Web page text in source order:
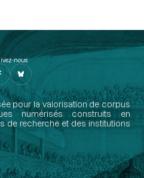
nous
pour la valorisation de corpus
numérisés construits en
de recherche et des institutions